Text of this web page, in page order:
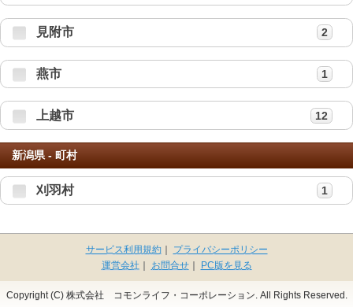
見附市 2
燕市 1
上越市 12
新潟県 - 町村
刈羽村 1
サービス利用規約｜
プライバシーポリシー
運営会社
お問合せ｜ PC版を見る
Copyright (C) 株式会社 コモンライフ・コーポレーション. All Rights Reserved.